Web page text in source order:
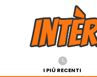
I PIÙ RECENTI